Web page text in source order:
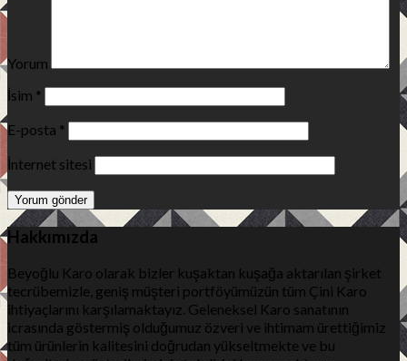
Yorum
İsim *
E-posta *
İnternet sitesi
Hakkımızda
Beyoğlu Karo olarak bizler kuşaktan kuşağa aktarılan şirket
tecrübemizle, geniş müşteri portföyümüzün tüm Çini Karo
ihtiyaçlarını karşılamaktayız. Geleneksel Karo sanatının
icrasında göstermiş olduğumuz özveri ve ihtimam ürettiğimiz
tüm ürünlerin kalitesini doğrudan yükseltmekte ve bu